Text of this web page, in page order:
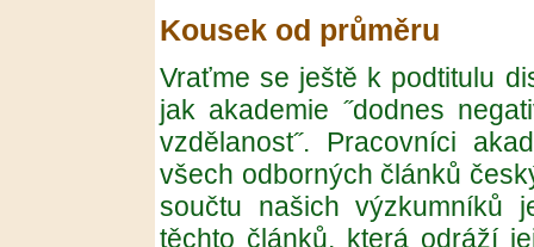
Kousek od průměru
Vraťme se ještě k podtitulu
jak akademie ˝dodnes
vzdělanost˝. Pracovníci
všech odborných článků
součtu našich výzkumníků
těchto článků, která odráží